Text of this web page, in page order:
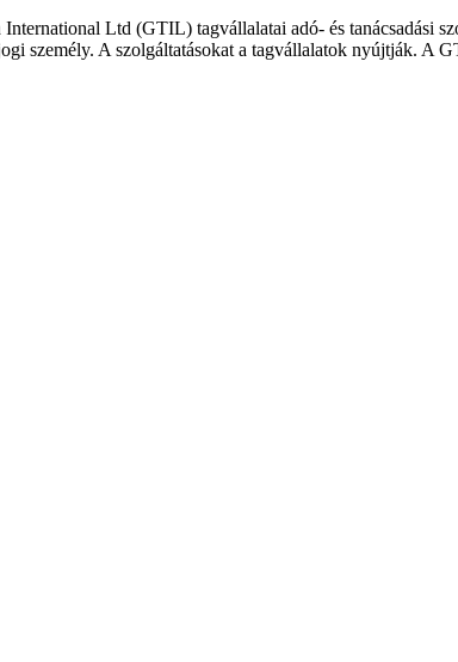
Ltd (GTIL) tagvállalatai adó- és tanácsadási
személy. A szolgáltatásokat a tagvállalatok nyújtják. A